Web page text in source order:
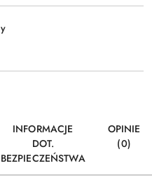
INFORMACJE
DOT.
BEZPIECZEŃSTWA
OPINIE
(0)